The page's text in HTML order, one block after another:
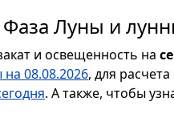
Фаза Луны и
и освещенность на
08.08.2026, для
. А также, чтобы